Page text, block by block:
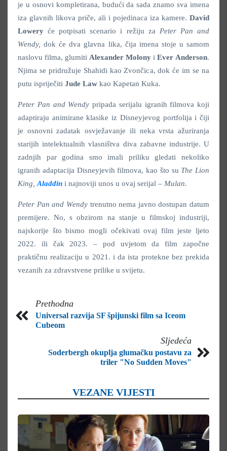
je u osnovi kompletirana, budući da sada znamo sva imena
iza glavnih likova priče, ali i pojedinaca iza kamere. David
Lowery će potpisati scenario i režiju za Peter Pan and
Wendy,dok će dva glavna lika, čija imena stoje u samom
naslovu filma, glumiti Alexander Molony i Ever Anderson.
Njima se pridružuje Shahidi kao Zvončica, dok će im se na
putu ispriječiti Jude Law kao Kapetan Kuka.
Peter Pan and Wendy pripada serijalu igranih filmova koji
adaptiraju animirane klasike iz Disneyjevog portfolija i čiji
je osnovni zadatak osvježavanje ili neka vrsta ažuriranja
starijih intelektualnih vlasništva diva zabavne industrije. U
zadnjih par godina smo imali priliku gledati nekoliko
igranih adaptacija Disneyjevih filmova, kao što su The Lion
King,Aladdin i najnoviji unos u ovaj serijal – Mulan.
Peter Pan and Wendytrenutno nema javno dostupan datum
premijere. No, s obzirom na stanje u filmskoj industriji,
najskorije što bismo mogli očekivati ovaj film jeste ljeto
2022. ili čak 2023. – pod uvjetom da film započne
praktičnu realizaciju u 2021. i da ista protekne bez prekida
vezanih za zdravstvene prilike u svijetu.
Prethodna
Universal razvija SF špijunski film sa Iceom
Cubeom
Sljedeća
Soderbergh okuplja glumačku postavu za
triler "No Sudden Moves"
VEZANE VIJESTI